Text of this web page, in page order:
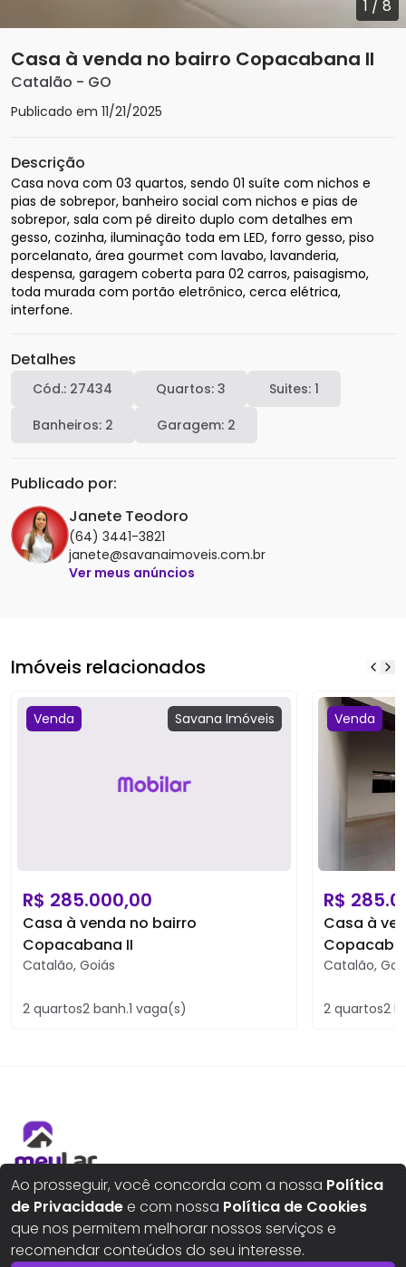
Ao prosseguir, você concorda com a nossa Política
de Privacidadee com nossa Política de Cookies
que nos permitem melhorar nossos serviços e
recomendar conteúdos do seu interesse.
1 / 8
Casa à venda no bairro Copacabana II
Catalão - GO
Publicado em 11/21/2025
Descrição
Casa nova com 03 quartos, sendo 01 suíte com nichos e
pias de sobrepor, banheiro social com nichos e pias de
sobrepor, sala com pé direito duplo com detalhes em
gesso, cozinha, iluminação toda em LED, forro gesso, piso
porcelanato, área gourmet com lavabo, lavanderia,
despensa, garagem coberta para 02 carros, paisagismo,
toda murada com portão eletrônico, cerca elétrica,
interfone.
Detalhes
Cód.: 27434 Quartos: 3 Suites: 1
Banheiros: 2 Garagem: 2
Publicado por:
Janete Teodoro
(64) 3441-3821
janete@savanaimoveis.com.br
Ver meus anúncios
Venda Savana Imóveis
R$ 285.000,00
Casa à venda no bairro
Copacabana II
Catalão, Goiás
2 quartos2 banh.1 vaga(s)
Venda
R$
Casa à
Catalão,
2 quartos2
Imóveis relacionados
Aqui seus sonhos ganham um novo lar